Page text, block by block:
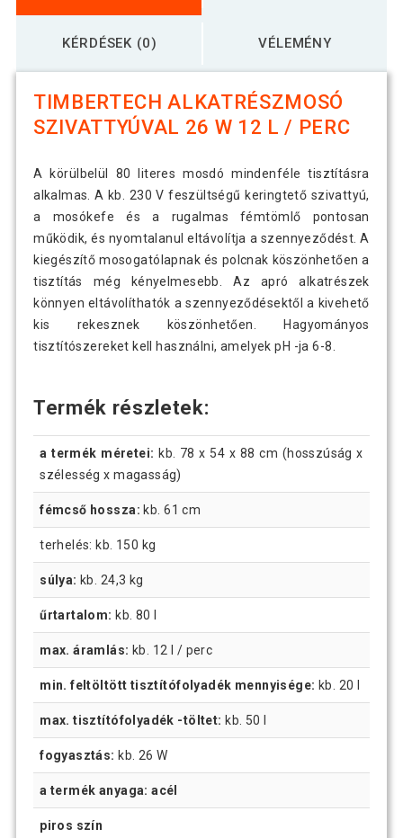
KÉRDÉSEK (0) VÉLEMÉNY
TIMBERTECH ALKATRÉSZMOSÓ
SZIVATTYÚVAL 26 W 12 L / PERC
A körülbelül 80 literes mosdó mindenféle tisztításra
alkalmas. A kb. 230 V feszültségű keringtető szivattyú,
a mosókefe és a rugalmas fémtömlő pontosan
működik, és nyomtalanul eltávolítja a szennyeződést. A
kiegészítő mosogatólapnak és polcnak köszönhetően a
tisztítás még kényelmesebb. Az apró alkatrészek
könnyen eltávolíthatók a szennyeződésektől a kivehető
kis rekesznek köszönhetően. Hagyományos
tisztítószereket kell használni, amelyek pH -ja 6-8.
Termék részletek:
a termék méretei: kb. 78 x 54 x 88 cm (hosszúság x
szélesség x magasság)
fémcső hossza: kb. 61 cm
terhelés: kb. 150 kg
súlya: kb. 24,3 kg
űrtartalom: kb. 80 l
max. áramlás: kb. 12 l / perc
min. feltöltött tisztítófolyadék mennyisége: kb. 20 l
max. tisztítófolyadék -töltet: kb. 50 l
fogyasztás: kb. 26 W
a termék anyaga: acél
piros szín